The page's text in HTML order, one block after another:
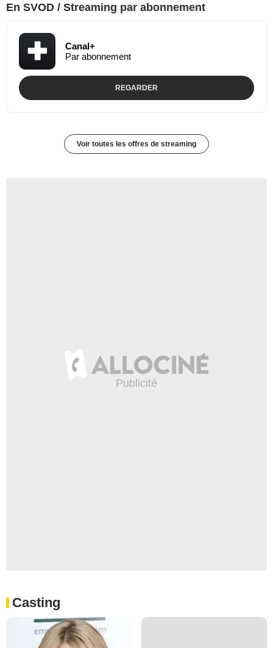
En SVOD / Streaming par abonnement
Canal+
Par abonnement
REGARDER
Voir toutes les offres de streaming
Casting